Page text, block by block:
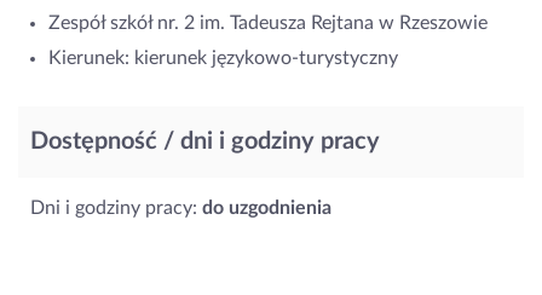
Zespół szkół nr. 2 im. Tadeusza Rejtana w Rzeszowie
Kierunek: kierunek językowo-turystyczny
Dostępność / dni i godziny pracy
Dni i godziny pracy: do uzgodnienia